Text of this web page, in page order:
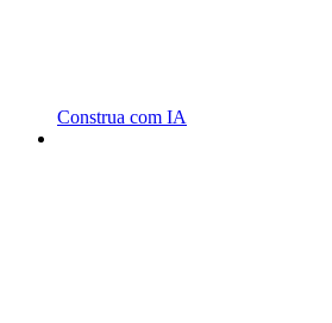
Construa com IA